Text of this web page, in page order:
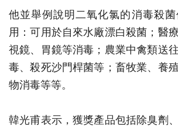
他並舉例說明二氧化氯的消毒殺
用：可用於自來水廠漂白殺菌；醫
視鏡、胃鏡等消毒；農業中禽類送
毒、殺死沙門桿菌等；畜牧業、養
物消毒等等。
韓光甫表示，獲獎產品包括除臭劑